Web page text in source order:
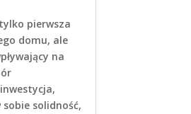
pierwsza
domu, ale
na
solidność,